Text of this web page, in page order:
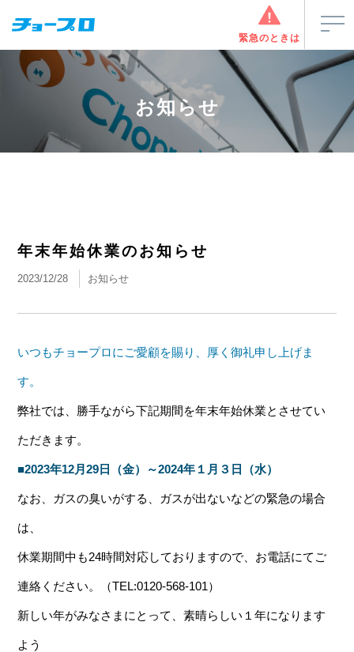
緊急のときは
お知らせ
年末年始休業のお知らせ
2023/12/28 お知らせ
いつもチョープロにご愛顧を賜り、厚く御礼申し上げま
す。
弊社では、勝手ながら下記期間を年末年始休業とさせてい
ただきます。
■2023年12月29日（金）～2024年１月３日（水）
なお、ガスの臭いがする、ガスが出ないなどの緊急の場合
は、
休業期間中も24時間対応しておりますので、お電話にてご
連絡ください。（TEL:0120-568-101）
新しい年がみなさまにとって、素晴らしい１年になります
よう